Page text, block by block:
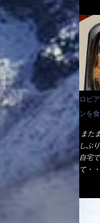
ほど
者が
った
す。
です
長葱
メン
ん～
て饂
した
が・
これ
と声
願い
ほど
御飯
辛く
ゃ～
思わ
も揚
出来
では
ーム
が薄
にな
＜棒
乾麺
ーメ
って
＞宮
の胃
トラ
か・
メラ
メン
麺？
崎辛
ない
な・
ロピ
ンを
また
しぶ
自宅
て・
らし